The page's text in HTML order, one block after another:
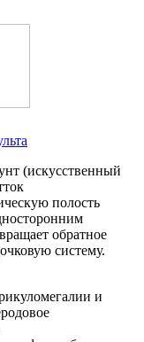
(искусственный
полость
обратное
систему.
и